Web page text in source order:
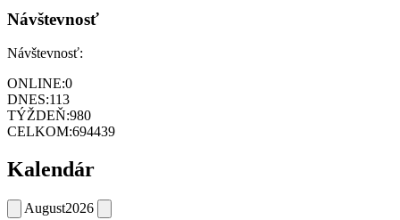
Návštevnosť
Návštevnosť:
ONLINE:0
DNES:113
TÝŽDEŇ:980
CELKOM:694439
Kalendár
August2026